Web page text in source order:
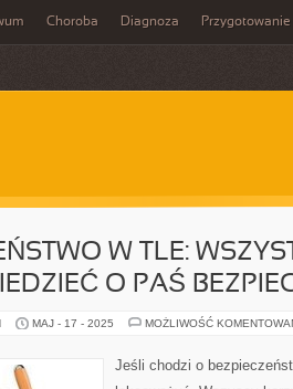
Choroba Diagnoza Przygotowanie
W TLE:
O PAŚ
MAJ - 17 - 2025 MOŻLIWOŚĆ
Jeśli chodzi o